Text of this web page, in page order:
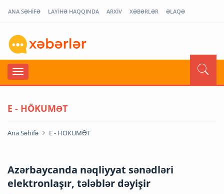
ANA SƏHİFƏ LAYİHƏ HAQQINDA ARXİV XƏBƏRLƏR ƏLAQƏ
E - HÖKUMƏT
Ana Səhifə E - HÖKUMƏT
Azərbaycanda nəqliyyat sənədləri
elektronlaşır, tələblər dəyişir